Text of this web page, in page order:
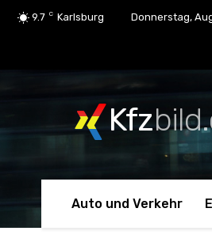
9.7 C Karlsburg Donnerstag,
Kfz
Auto und Verkehr